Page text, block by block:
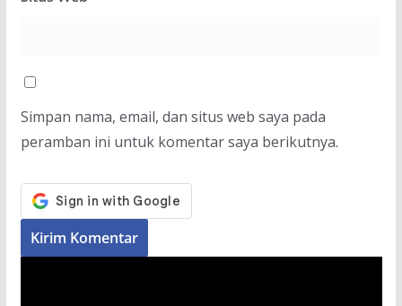
Simpan nama, email, dan situs web saya pada
peramban ini untuk komentar saya berikutnya.